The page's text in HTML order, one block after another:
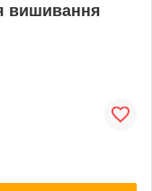
вишивання